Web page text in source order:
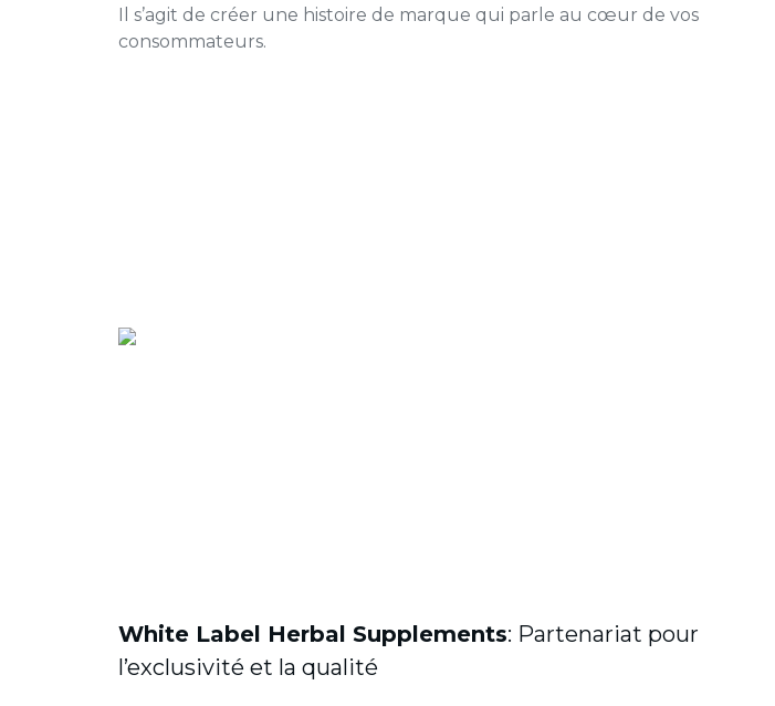
Il s’agit de créer une histoire de marque qui parle au cœur de vos
consommateurs.
White Label Herbal Supplements: Partenariat pour
l’exclusivité et la qualité